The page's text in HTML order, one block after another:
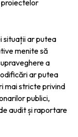
proiectelor
situații ar putea
menite să
a
ar putea
mai stricte privind
publici,
audit și raportare